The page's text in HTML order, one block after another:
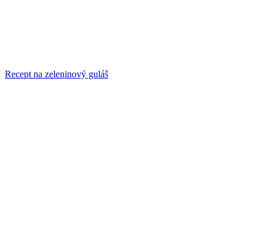
Recept na zeleninový guláš